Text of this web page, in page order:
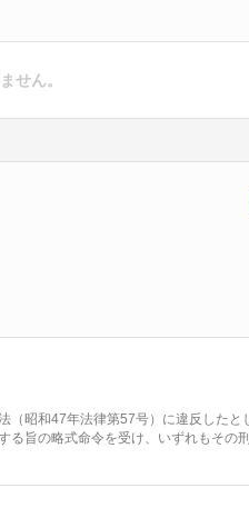
せん。
（昭和47年法律第57号）に違反したと
旨の略式命令を受け、いずれもその